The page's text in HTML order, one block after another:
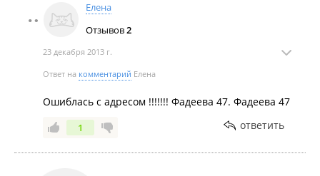
Елена
Отзывов2
23 декабря 2013 г.
Ответ на комментарий Елена
Ошиблась с адресом !!!!!!! Фадеева 47. Фадеева 47
1 ответить